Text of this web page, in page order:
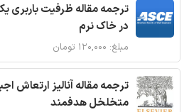
ترجمه مقاله ظرفیت باربری
در خاک نرم
مبلغ: ۱۲۰,۰۰۰ تومان
ترجمه مقاله آنالیز ارتعاش
متخلخل هدفمند